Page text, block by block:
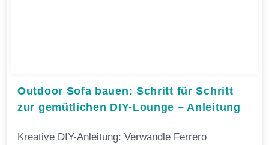
Outdoor Sofa bauen: Schritt für Schritt
zur gemütlichen DIY-Lounge – Anleitung
Kreative DIY-Anleitung: Verwandle Ferrero